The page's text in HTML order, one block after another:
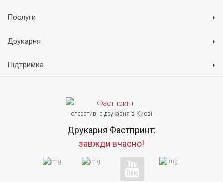
Послуги
Друкарня
Підтримка
оперативна друкарня в Києві
Друкарня Фастпринт:
завжди вчасно!